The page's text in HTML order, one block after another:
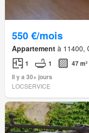
550 €/mois
Appartement à 11400,
1 1
47 m²
Il y a 30+ jours
LOCSERVICE